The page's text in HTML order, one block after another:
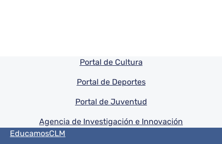
Pie de pagina información
Portal de Cultura
Portal de Deportes
Portal de Juventud
Agencia de Investigación e Innovación
Menú del pie
EducamosCLM